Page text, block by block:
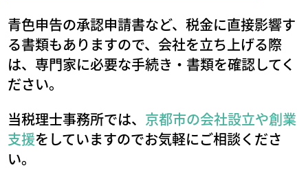
青色申告の承認申請書など、税金に直接影響す
る書類もありますので、会社を立ち上げる際
は、専門家に必要な手続き・書類を確認してく
ださい。
当税理士事務所では、 京都市の会社設立や創業
支援をしていますのでお気軽にご相談くださ
い。